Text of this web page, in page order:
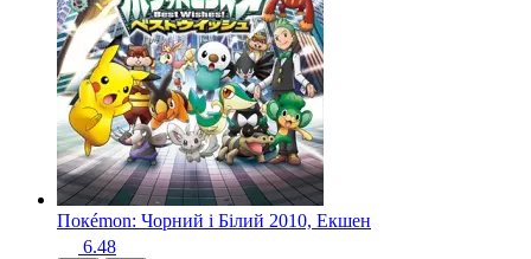
Покémon: Чорний і Білий 2010, Екшен
6.48